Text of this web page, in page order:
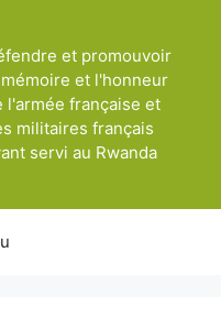
et promouvoir
et l'honneur
l'armée française et
militaires français
servi au Rwanda